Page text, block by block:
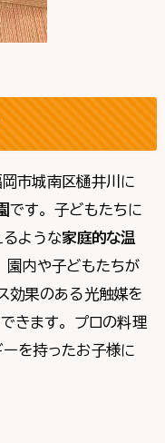
岡市城南区樋井川に
です。 子どもたちに
るような家庭的な温
園内や子どもたちが
効果のある光触媒を
きます。 プロの料理
ーを持ったお子様に